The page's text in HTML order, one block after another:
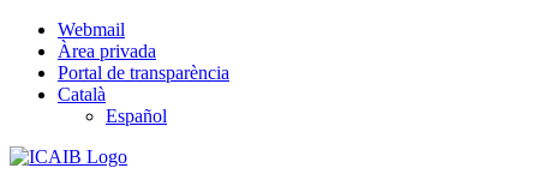
Skip
content
Webmail
Àrea privada
Portal de transparència
Català
Español